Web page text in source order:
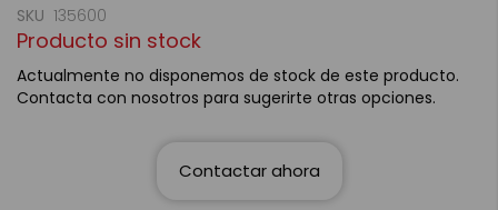
SKU 135600
Producto sin stock
Actualmente no disponemos de stock de este producto.
Contacta con nosotros para sugerirte otras opciones.
Contactar ahora
de
la
galería
de
imágenes